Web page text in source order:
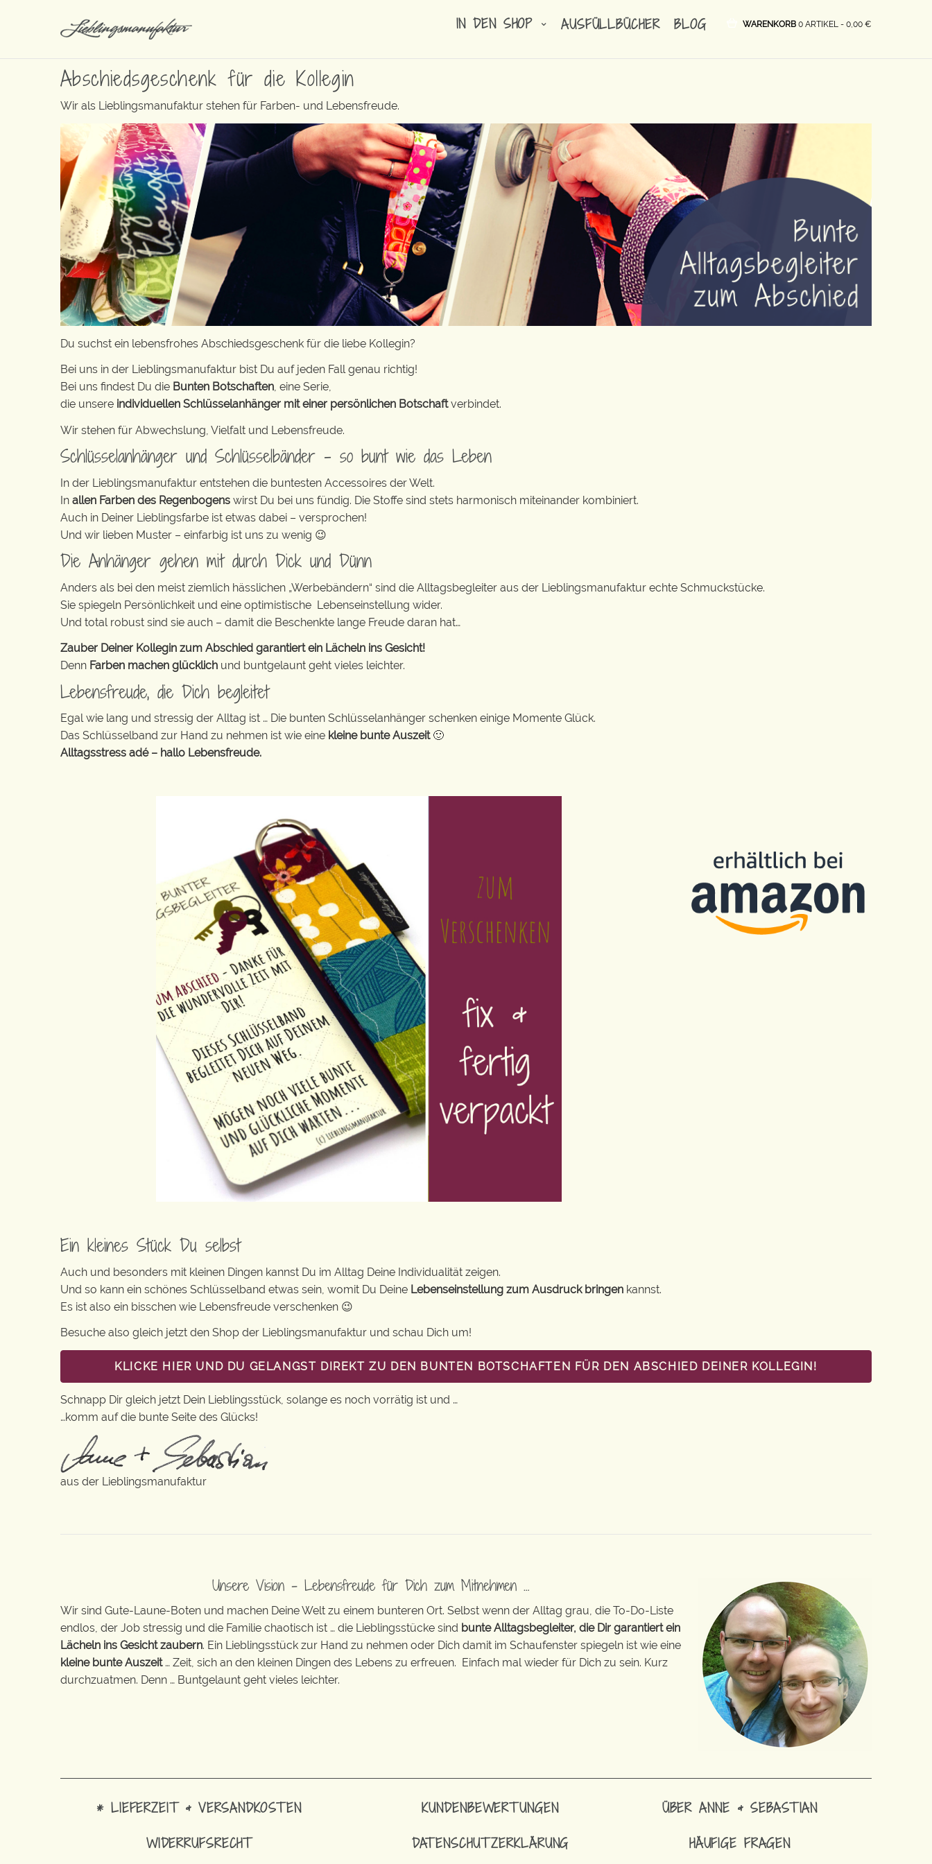
IN DEN SHOP AUSFÜLLBÜCHER BLOG WARENKORB 0 ARTIKEL - 0,00 €
Abschiedsgeschenk für die Kollegin
Wir als Lieblingsmanufaktur stehen für Farben- und Lebensfreude.
Du suchst ein lebensfrohes Abschiedsgeschenk für die liebe Kollegin?
Bei uns in der Lieblingsmanufaktur bist Du auf jeden Fall genau richtig!
Bei uns findest Du die Bunten Botschaften, eine Serie,
die unsere individuellen Schlüsselanhänger mit einer persönlichen Botschaftverbindet.
Wir stehen für Abwechslung, Vielfalt und Lebensfreude.
Schlüsselanhänger und Schlüsselbänder – so bunt wie das Leben
In der Lieblingsmanufaktur entstehen die buntesten Accessoires der Welt.
In allen Farben des Regenbogens wirst Du bei uns fündig. Die Stoffe sind stets harmonisch miteinander kombiniert.
Auch in Deiner Lieblingsfarbe ist etwas dabei – versprochen!
Und wir lieben Muster – einfarbig ist uns zu wenig 😉
Die Anhänger gehen mit durch Dick und Dünn
Anders als bei den meist ziemlich hässlichen „Werbebändern“ sind die Alltagsbegleiter aus der Lieblingsmanufaktur echte Schmuckstücke.
Sie spiegeln Persönlichkeit und eine optimistische Lebenseinstellung wider.
Und total robust sind sie auch – damit die Beschenkte lange Freude daran hat…
Zauber Deiner Kollegin zum Abschied garantiert ein Lächeln ins Gesicht!
Denn Farben machen glücklich und buntgelaunt geht vieles leichter.
Lebensfreude, die Dich begleitet
Egal wie lang und stressig der Alltag ist … Die bunten Schlüsselanhänger schenken einige Momente Glück.
Das Schlüsselband zur Hand zu nehmen ist wie eine kleine bunte Auszeit🙂
Alltagsstress adé – hallo Lebensfreude.
Ein kleines Stück Du selbst
Auch und besonders mit kleinen Dingen kannst Du im Alltag Deine Individualität zeigen.
Und so kann ein schönes Schlüsselband etwas sein, womit Du Deine Lebenseinstellung zum Ausdruck bringen kannst.
Es ist also ein bisschen wie Lebensfreude verschenken 😉
Besuche also gleich jetzt den Shop der Lieblingsmanufaktur und schau Dich um!
KLICKE HIER UND DU GELANGST DIREKT ZU DEN BUNTEN BOTSCHAFTEN FÜR DEN ABSCHIED DEINER KOLLEGIN!
Schnapp Dir gleich jetzt Dein Lieblingsstück, solange es noch vorrätig ist und …
…komm auf die bunte Seite des Glücks!
aus der Lieblingsmanufaktur
Unsere Vision – Lebensfreude für Dich zum Mitnehmen …
Wir sind Gute-Laune-Boten und machen Deine Welt zu einem bunteren Ort. Selbst wenn der Alltag grau, die To-Do-Liste
endlos, der Job stressig und die Familie chaotisch ist … die Lieblingsstücke sind bunte Alltagsbegleiter, die Dir garantiert ein
Lächeln ins Gesicht zaubern. Ein Lieblingsstück zur Hand zu nehmen oder Dich damit im Schaufenster spiegeln ist wie eine
kleine bunte Auszeit… Zeit, sich an den kleinen Dingen des Lebens zu erfreuen. Einfach mal wieder für Dich zu sein. Kurz
durchzuatmen. Denn … Buntgelaunt geht vieles leichter.
* LIEFERZEIT & VERSANDKOSTEN
WIDERRUFSRECHT
KUNDENBEWERTUNGEN
DATENSCHUTZERKLÄRUNG
ÜBER ANNE & SEBASTIAN
HÄUFIGE FRAGEN